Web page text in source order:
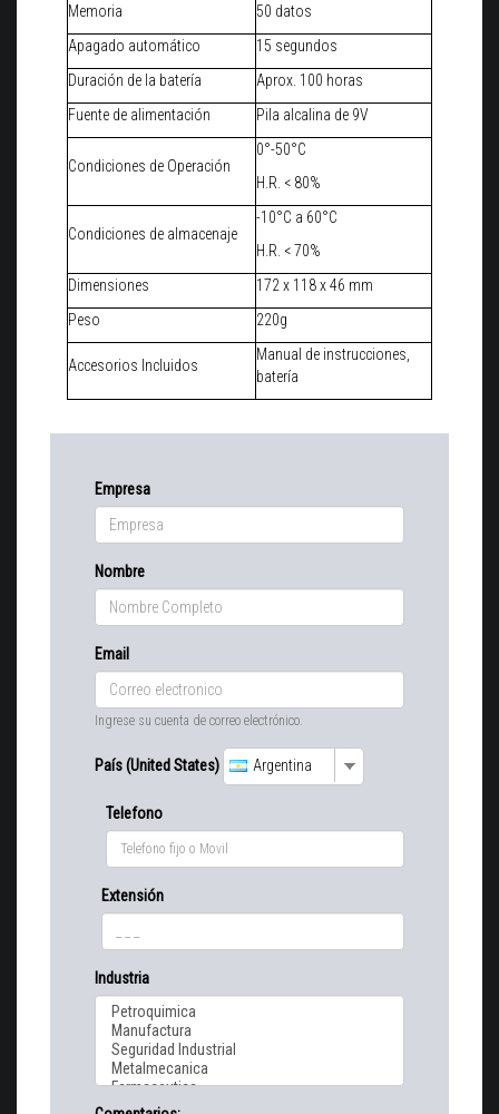
Memoria
50 datos
Apagado automático
15 segundos
Duración de la batería
Aprox. 100 horas
Fuente de alimentación
Pila alcalina de 9V
Condiciones de Operación
0°-50°C
H.R. < 80%
Condiciones de almacenaje
-10°C a 60°C
H.R. < 70%
Dimensiones
172 x 118 x 46 mm
Peso
220g
Accesorios Incluidos
Manual de instrucciones,
batería
Empresa
Nombre
Email
Ingrese su cuenta de correo electrónico.
País (United States) Argentina
Telefono
Extensión
Industria